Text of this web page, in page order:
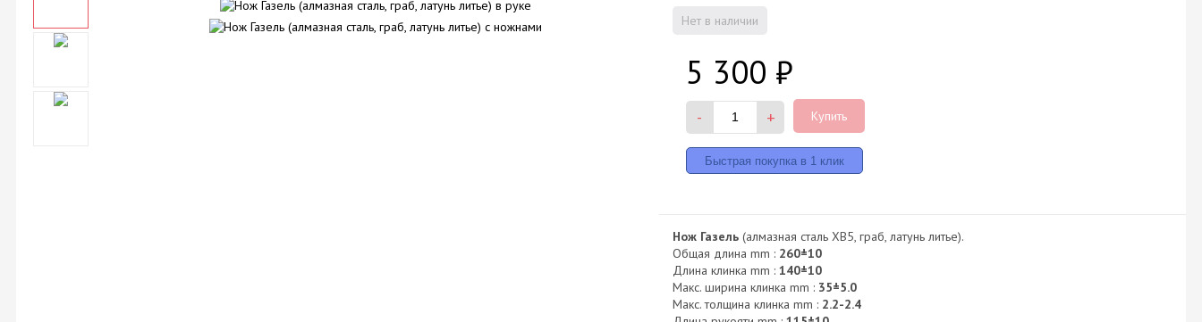
Нет в наличии
5 300 ₽
- + Купить
Нож Газель (алмазная сталь ХВ5, граб, латунь литье).
Общая длина mm : 260±10
Длина клинка mm :140±10
Макс. ширина клинка mm : 35±5.0
Макс. толщина клинка mm : 2.2-2.4